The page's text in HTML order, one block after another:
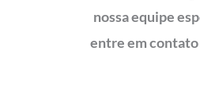
nossa equipe
entre em